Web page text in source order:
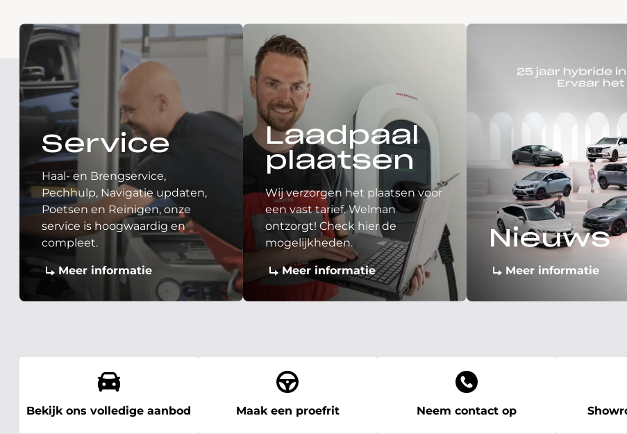
Service
Haal- en Brengservice,
Pechhulp, Navigatie updaten,
Poetsen en Reinigen, onze
service is hoogwaardig en
compleet.
Meer informatie
Laadpaal
plaatsen
Wij verzorgen het plaatsen voor
een vast tarief. Welman
ontzorgt! Check hier de
mogelijkheden.
Meer informatie
Nieuws
Meer informatie
Bekijk ons volledige aanbod Maak een proefrit Neem contact op